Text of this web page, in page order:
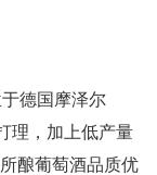
德国摩泽尔
理，加上低产量
酿葡萄酒品质优